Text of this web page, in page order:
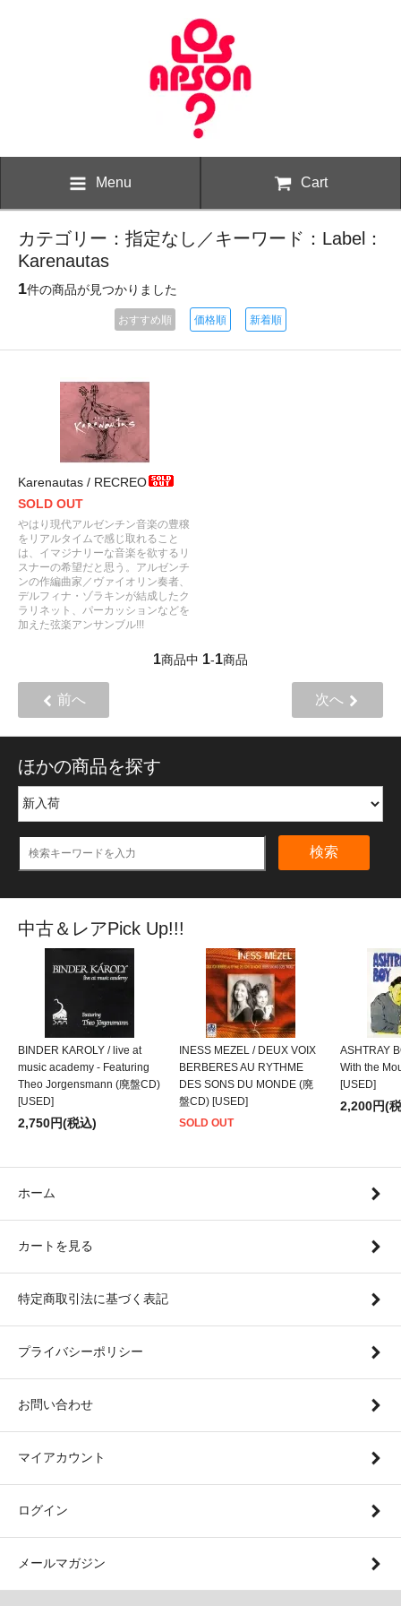
Menu Cart
カテゴリー：指定なし／キーワード：Label：
Karenautas
1件の商品が見つかりました
おすすめ順 価格順 新着順
Karenautas / RECREO
SOLD OUT
やはり現代アルゼンチン音楽の豊穣
をリアルタイムで感じ取れること
は、イマジナリーな音楽を欲するリ
スナーの希望だと思う。アルゼンチ
ンの作編曲家／ヴァイオリン奏者、
デルフィナ・ゾラキンが結成したク
ラリネット、パーカッションなどを
加えた弦楽アンサンブル!!!
1商品中 1-1商品
前へ 次へ
ほかの商品を探す
検索
中古＆レアPick Up!!!
BINDER KAROLY / live at
music academy - Featuring
Theo Jorgensmann (廃盤CD)
[USED]
2,750円(税込)
INESS MEZEL / DEUX VOIX
BERBERES AU RYTHME
DES SONS DU MONDE (廃
盤CD) [USED]
SOLD OUT
ASHTRAY
With the
[USED]
2,200円(
ホーム
カートを見る
特定商取引法に基づく表記
プライバシーポリシー
お問い合わせ
マイアカウント
ログイン
メールマガジン